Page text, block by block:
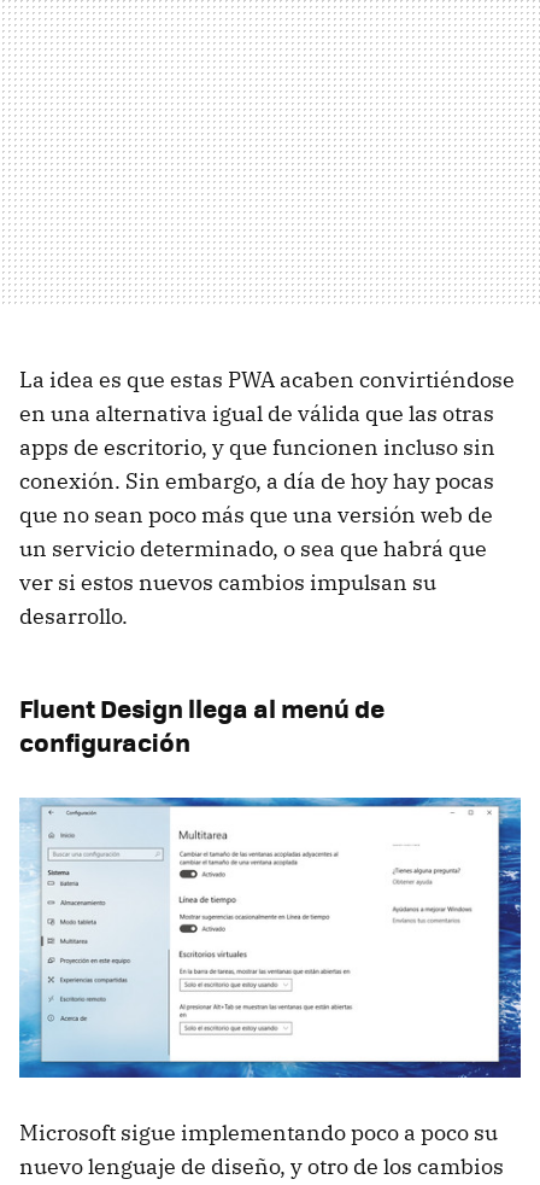
La idea es que estas PWA acaben convirtiéndose
en una alternativa igual de válida que las otras
apps de escritorio, y que funcionen incluso sin
conexión. Sin embargo, a día de hoy hay pocas
que no sean poco más que una versión web de
un servicio determinado, o sea que habrá que
ver si estos nuevos cambios impulsan su
desarrollo.
Fluent Design llega al menú de
configuración
Microsoft sigue implementando poco a poco su
nuevo lenguaje de diseño, y otro de los cambios